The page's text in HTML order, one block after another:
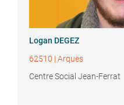
Logan DEGEZ
62510 | Arques
Centre Social Jean-Ferrat